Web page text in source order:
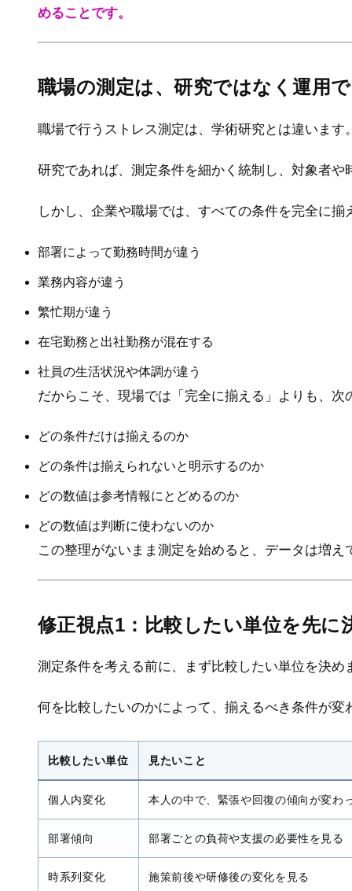
めることです。
職場の測定は、研究ではなく運用
職場で行うストレス測定は、学術研究とは違います
研究であれば、測定条件を細かく統制し、対象者
しかし、企業や職場では、すべての条件を完全に揃
部署によって勤務時間が違う
業務内容が違う
繁忙期が違う
在宅勤務と出社勤務が混在する
社員の生活状況や体調が違う
だからこそ、現場では「完全に揃える」よりも、次
どの条件だけは揃えるのか
どの条件は揃えられないと明示するのか
どの数値は参考情報にとどめるのか
どの数値は判断に使わないのか
この整理がないまま測定を始めると、データは増
修正視点1：比較したい単位を先に
測定条件を考える前に、まず比較したい単位を決め
何を比較したいのかによって、揃えるべき条件が変
比較したい単位 見たいこと
個人内変化 本人の中で、緊張や回復の傾向が変わ
部署傾向 部署ごとの負荷や支援の必要性を見る
時系列変化 施策前後や研修後の変化を見る